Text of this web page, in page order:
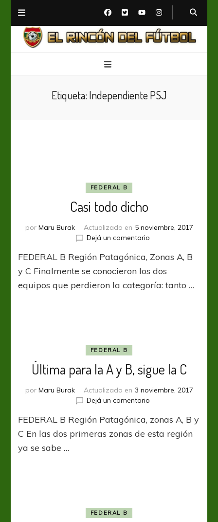
Etiqueta: Independiente PSJ
FEDERAL B
Casi todo dicho
por Maru Burak Actualizado en 5 noviembre, 2017
Dejá un comentarioen
todo
dicho
FEDERAL B Región Patagónica, Zonas A, B
y C Finalmente se conocieron los dos
equipos que perdieron la categoría: tanto …
FEDERAL B
Última para la A y B, sigue la C
por Maru Burak Actualizado en 3 noviembre, 2017
Dejá un comentarioen
para
la
FEDERAL B Región Patagónica, zonas A, B y
C En las dos primeras zonas de esta región
ya se sabe …
FEDERAL B